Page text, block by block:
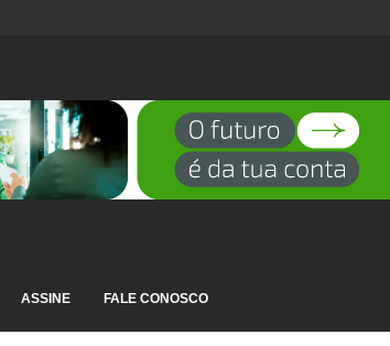
ASSINE FALE CONOSCO